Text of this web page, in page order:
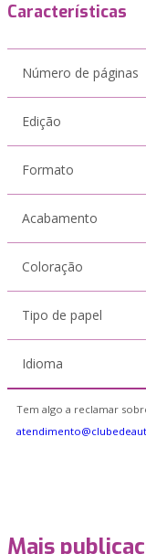
Características
Número de páginas
Edição
Formato
Acabamento
Coloração
Tipo de papel
Idioma
Tem algo a reclamar
Mais